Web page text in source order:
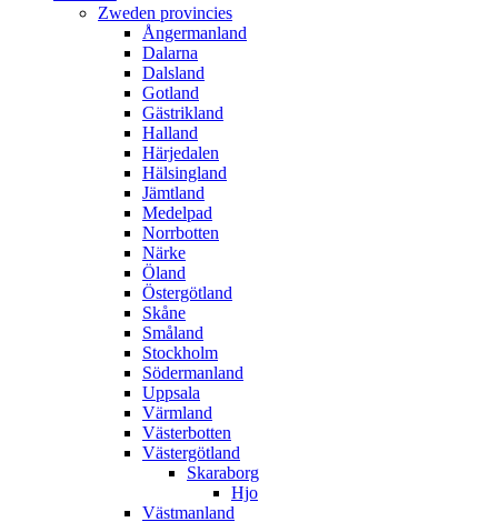
Zweden provincies
Ångermanland
Dalarna
Dalsland
Gotland
Gästrikland
Halland
Härjedalen
Hälsingland
Jämtland
Medelpad
Norrbotten
Närke
Öland
Östergötland
Skåne
Småland
Stockholm
Södermanland
Uppsala
Värmland
Västerbotten
Västergötland
Skaraborg
Hjo
Västmanland